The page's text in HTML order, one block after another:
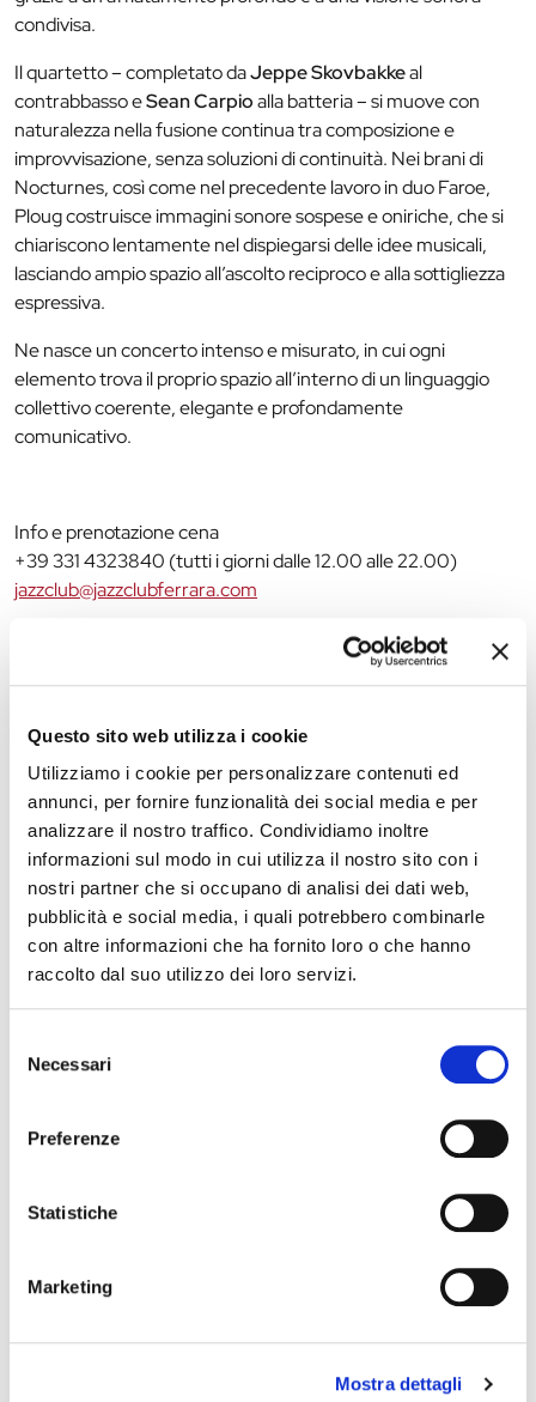
Questo sito web utilizza i cookie
Utilizziamo i cookie per personalizzare contenuti ed
annunci, per fornire funzionalità dei social media e per
analizzare il nostro traffico. Condividiamo inoltre
informazioni sul modo in cui utilizza il nostro sito con i
nostri partner che si occupano di analisi dei dati web,
pubblicità e social media, i quali potrebbero combinarle
con altre informazioni che ha fornito loro o che hanno
raccolto dal suo utilizzo dei loro servizi.
delNecessari
Preferenze
Statistiche
Marketing
Mostra dettagli
condivisa.
Il quartetto – completato daJeppe Skovbakkeal
contrabbasso eSean Carpioalla batteria – si muove con
naturalezza nella fusione continua tra composizione e
improvvisazione, senza soluzioni di continuità. Nei brani di
Nocturnes, così come nel precedente lavoro in duo Faroe,
Ploug costruisce immagini sonore sospese e oniriche, che si
chiariscono lentamente nel dispiegarsi delle idee musicali,
lasciando ampio spazio all’ascolto reciproco e alla sottigliezza
espressiva.
Ne nasce un concerto intenso e misurato, in cui ogni
elemento trova il proprio spazio all’interno di un linguaggio
collettivo coerente, elegante e profondamente
comunicativo.
Info e prenotazione cena
+39 331 4323840 (tutti i giorni dalle 12.00 alle 22.00)
jazzclub@jazzclubferrara.com
Inizio concerto ore 21.30 – Jam Session 23.00
Intero 15€ – Ridotto 10€
Il Jazz Club Ferrara è un circolo Endas.
Evento realizzato con il sostegno di Ministero della Cultura,
Regione Emilia–Romagna, Comune di Ferrara, Endas Emilia-
Romagna
The editorial team is not responsible for any inaccuracies or